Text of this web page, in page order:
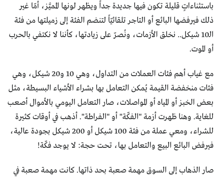
باستثناءاتٍ قليلة تكون فيها جديدة جداً ويظهر لونها المميَّز، أمّا غير
ذلك فيرفضها البائع أو التاجر تلقائيّاً لتنضم الفئة إلى زميلتها من فئة
الـ10 شيكل.. نخلق الأزمات، ونُصرّ على زيادتها، كأننا لا نكتفي بالحرب
أو الموت.
مع غياب أهم فئات العملات من التداول، وهي 10 و20 شيكل، وهي
فئات منخفضة القيمة يُمكن التعامل بها بشراء الأشياء البسيطة، مثل
بعض الخبز أو المياه أو المواصلات، صار التعامل اليومي بالأموال أصعب
للغاية. وهنا ظهرت أزمة "الفكّة" أو "الفراطة". أذهب في أوقات كثيرة
للشراء، ومعي عملة من فئة 100 شيكل أو 200 شيكل بجودة عالية،
فيرفض البائع البيع والتعامل بها، تحت حجة: لا يوجد فكّة!
صار الذهاب إلى السوق مهمة صعبة بحد ذاتها. كانت مهمة صعبة في